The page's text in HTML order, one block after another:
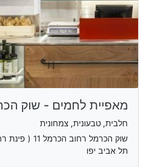
מאפיית לחמים - שוק
חלבית, טבעונית, צמחונית
שוק הכרמל רחוב
תל אביב יפו